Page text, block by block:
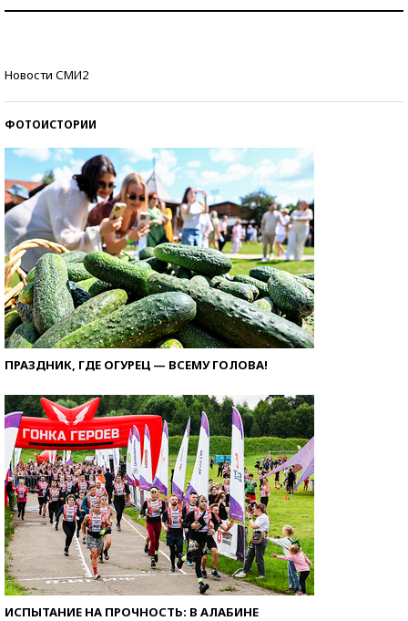
Новости СМИ2
ФОТОИСТОРИИ
ПРАЗДНИК, ГДЕ ОГУРЕЦ — ВСЕМУ ГОЛОВА!
ИСПЫТАНИЕ НА ПРОЧНОСТЬ: В АЛАБИНЕ